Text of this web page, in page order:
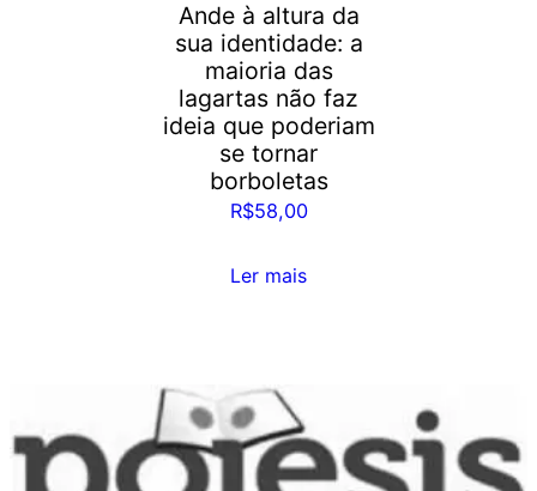
Ande à altura da
sua identidade: a
maioria das
lagartas não faz
ideia que poderiam
se tornar
borboletas
R$58,00
Ler mais